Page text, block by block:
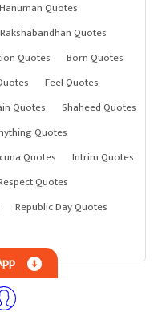
Hanuman Quotes
Rakshabandhan Quotes
Quotes
Born Quotes
Feel Quotes
Quotes
Shaheed Quotes
Quotes
Quotes
Intrim Quotes
Quotes
Republic Day Quotes